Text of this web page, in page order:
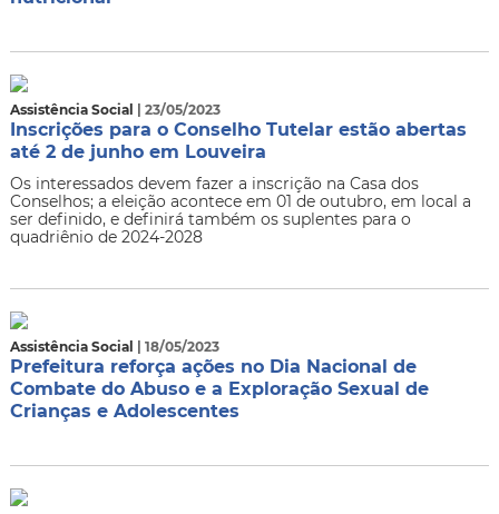
Assistência Social | 23/05/2023
Inscrições para o Conselho Tutelar estão abertas
até 2 de junho em Louveira
Os interessados devem fazer a inscrição na Casa dos
Conselhos; a eleição acontece em 01 de outubro, em local a
ser definido, e definirá também os suplentes para o
quadriênio de 2024-2028
Assistência Social | 18/05/2023
Prefeitura reforça ações no Dia Nacional de
Combate do Abuso e a Exploração Sexual de
Crianças e Adolescentes